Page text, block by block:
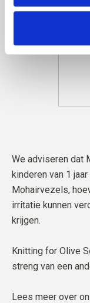
We adviseren dat
kinderen van 1
Mohairvezels,
irritatie kunnen
krijgen.
Knitting for Olive
streng van een
Lees meer over